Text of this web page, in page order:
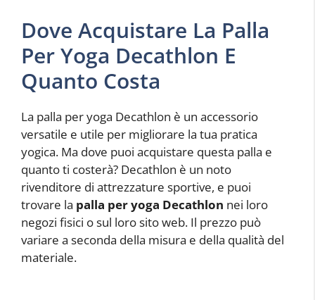
Dove Acquistare La Palla
Per Yoga Decathlon E
Quanto Costa
La palla per yoga Decathlon è un accessorio
versatile e utile per migliorare la tua pratica
yogica. Ma dove puoi acquistare questa palla e
quanto ti costerà? Decathlon è un noto
rivenditore di attrezzature sportive, e puoi
trovare la palla per yoga Decathlon nei loro
negozi fisici o sul loro sito web. Il prezzo può
variare a seconda della misura e della qualità del
materiale.